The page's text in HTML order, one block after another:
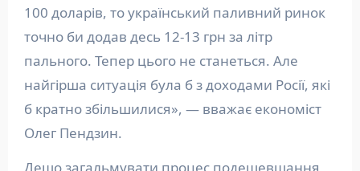
100 доларів, то український паливний ринок
точно би додав десь 12-13 грн за літр
пального. Тепер цього не станеться. Але
найгірша ситуація була б з доходами Росії, які
б кратно збільшилися», — вважає економіст
Олег Пендзин.